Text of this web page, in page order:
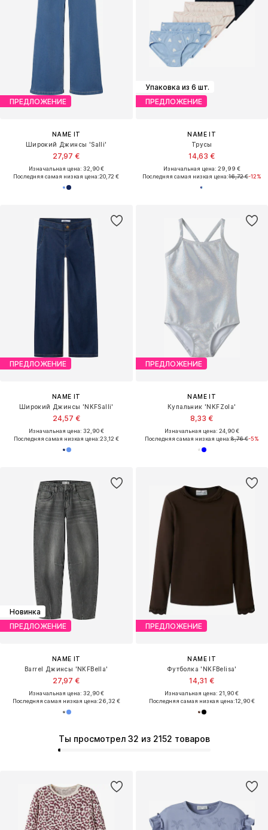
ПРЕДЛОЖЕНИЕ
NAME IT
Широкий Джинсы 'Salli'
27,97 €
Изначальная цена: 32,90 €
Последняя самая низкая цена:20,72 €
Упаковка из 6 шт.
ПРЕДЛОЖЕНИЕ
NAME IT
Трусы
14,63 €
Изначальная цена: 29,99 €
Последняя самая низкая цена:16,72 €-12%
ПРЕДЛОЖЕНИЕ
NAME IT
Широкий Джинсы 'NKFSalli'
24,57 €
Изначальная цена: 32,90 €
Последняя самая низкая цена:23,12 €
ПРЕДЛОЖЕНИЕ
NAME IT
Купальник 'NKFZola'
8,33 €
Изначальная цена: 24,90 €
Последняя самая низкая цена:8,76 €-5%
Новинка
ПРЕДЛОЖЕНИЕ
NAME IT
Barrel Джинсы 'NKFBella'
27,97 €
Изначальная цена: 32,90 €
Последняя самая низкая цена:26,32 €
ПРЕДЛОЖЕНИЕ
NAME IT
Футболка 'NKFBelisa'
14,31 €
Изначальная цена: 21,90 €
Последняя самая низкая цена:12,90 €
Ты просмотрел 32 из 2152 товаров